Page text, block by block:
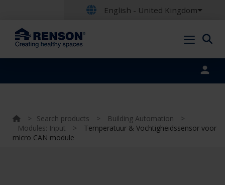
English - United Kingdom
> Search products > Building Automation
>
Modules: Input
>
Temperatuur & Vochtigheidssensor voor
micro CAN module